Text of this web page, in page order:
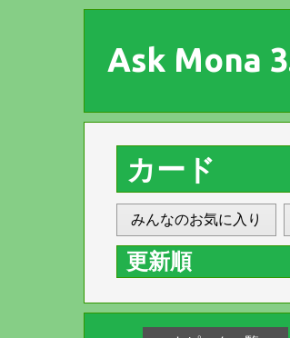
Ask Mona
カード
みんなのお気に入り
更新順